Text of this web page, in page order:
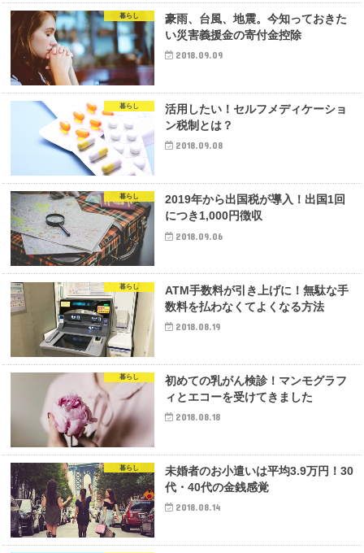
暮らし
豪雨、台風、地震。今知っておきた
い災害義援金の寄付金控除
2018.09.09
暮らし
活用したい！セルフメディケーショ
ン税制とは？
2018.09.08
暮らし
2019年から出国税が導入！出国1回
につき1,000円徴収
2018.09.06
暮らし
ATM手数料が引き上げに！無駄な手
数料を払わなくてよくなる方法
2018.08.19
暮らし
初めての乳がん検診！マンモグラフ
ィとエコーを受けてきました
2018.08.18
暮らし
未婚者のお小遣いは平均3.9万円！30
代・40代の金銭感覚
2018.08.14